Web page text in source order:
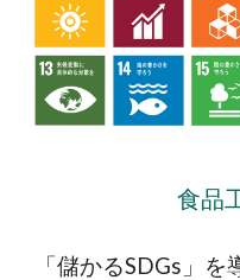
食品
「儲かるSDGs」